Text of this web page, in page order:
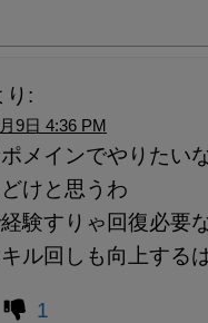
り:
9日 4:36 PM
メインでやりたい
けと思うわ
験すりゃ回復必要
ル回しも向上する
1